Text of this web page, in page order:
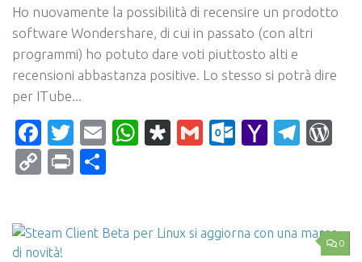
Ho nuovamente la possibilità di recensire un prodotto
software Wondershare, di cui in passato (con altri
programmi) ho potuto dare voti piuttosto alti e
recensioni abbastanza positive. Lo stesso si potrà dire
per ITube...
Facebook
Twitter
EmailWhatsApp
Diaspora
Gmail Yahoo
CopyPrint
0